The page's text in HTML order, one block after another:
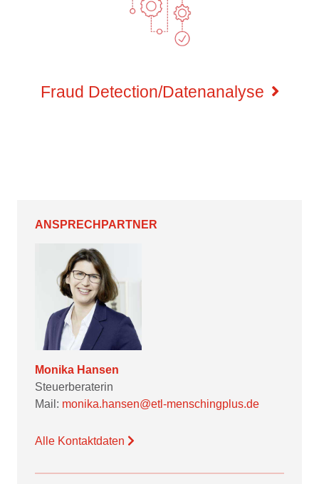
Fraud Detection/Datenanalyse
ANSPRECHPARTNER
Monika Hansen
Steuerberaterin
Mail: monika.hansen@etl-menschingplus.de
Alle Kontaktdaten